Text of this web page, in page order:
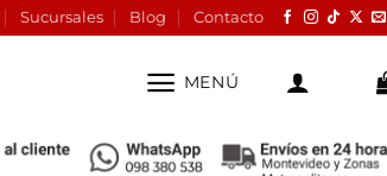
Sucursales Blog Contacto
MENÚ